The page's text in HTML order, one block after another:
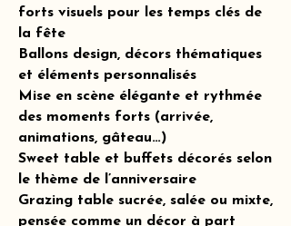
forts visuels pour les temps clés de
la fête
Ballons design, décors thématiques
et éléments personnalisés
Mise en scène élégante et rythmée
des moments forts (arrivée,
animations, gâteau…)
Sweet table et buffets décorés selon
le thème de l’anniversaire
Grazing table sucrée, salée ou mixte,
pensée comme un décor à part